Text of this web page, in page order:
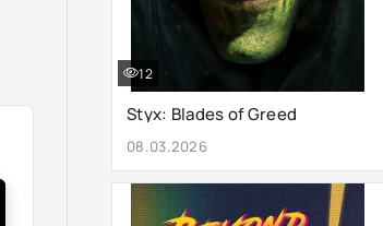
Styx: Blades of Greed
08.03.2026
12